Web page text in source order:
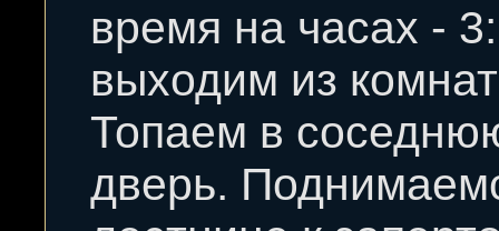
время на часах -
выходим из
Топаем в
дверь.